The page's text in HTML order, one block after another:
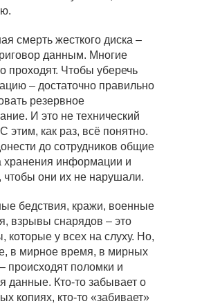
смерть жесткого диска –
данным. Многие
проходят. Чтобы уберечь
– достаточно правильно
резервное
И это не технический
этим, как раз, всё понятно.
до сотрудников общие
хранения информации и
чтобы они их не нарушали.
бедствия, кражи, военные
взрывы снарядов – это
которые у всех на слуху. Но,
в мирное время, в мирных
происходят поломки и
данные. Кто-то забывает о
копиях, кто-то «забивает»